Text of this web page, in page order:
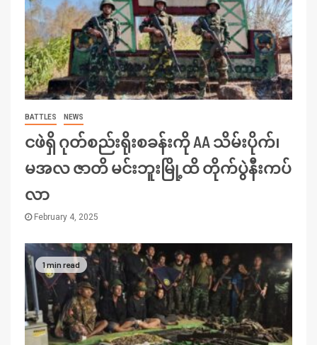
BATTLES NEWS
ငဖဲရှိ ဂုတ်စည်းရိုးစခန်းကို AA သိမ်းပိုက်၊
မအလ ဇာတိ မင်းဘူးမြို့ထိ တိုက်ပွဲနီးကပ်
လာ
February 4, 2025
1 min read